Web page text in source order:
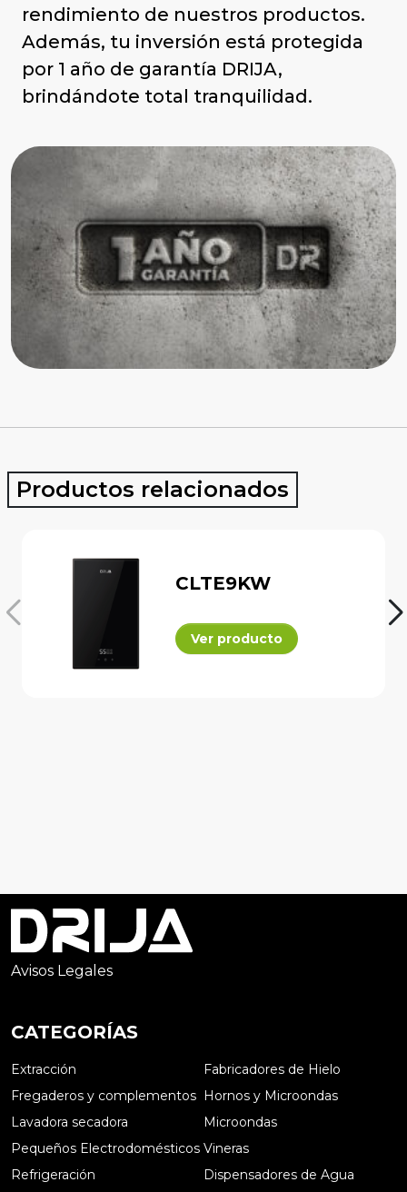
rendimiento de nuestros productos.
Además, tu inversión está protegida
por 1 año de garantía DRIJA,
brindándote total tranquilidad.
Productos relacionados
CLTE9KW
Ver producto
Avisos Legales
CATEGORÍAS
Extracción
Fabricadores de Hielo
Fregaderos y complementos Hornos y Microondas
Lavadora secadora
Microondas
Pequeños Electrodomésticos Vineras
Refrigeración
Dispensadores de Agua